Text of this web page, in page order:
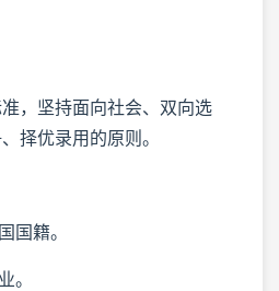
，坚持面向社会、双向选
择优录用的原则。
国籍。
。